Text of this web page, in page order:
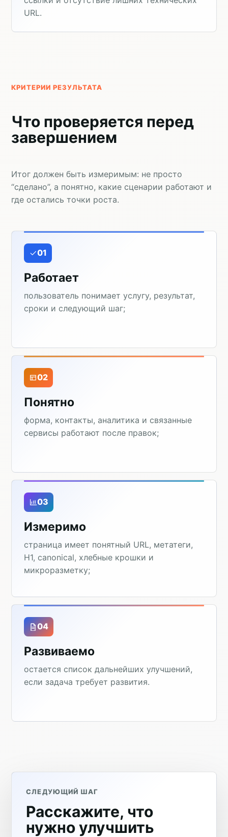
URL.
КРИТЕРИИ РЕЗУЛЬТАТА
Что проверяется перед
завершением
Итог должен быть измеримым: не просто
“сделано”, а понятно, какие сценарии работают и
где остались точки роста.
01
Работает
пользователь понимает услугу, результат,
сроки и следующий шаг;
02
Понятно
форма, контакты, аналитика и связанные
сервисы работают после правок;
03
Измеримо
страница имеет понятный URL, метатеги,
H1, canonical, хлебные крошки и
микроразметку;
04
Развиваемо
остается список дальнейших улучшений,
если задача требует развития.
СЛЕДУЮЩИЙ ШАГ
Расскажите, что
нужно улучшить